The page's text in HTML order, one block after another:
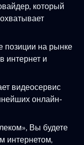
который
позиции на рынке
интернет и
видеосервис
онлайн-
Вы будете
интернетом,